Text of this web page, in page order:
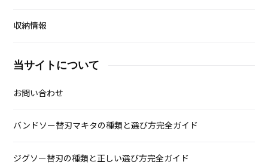
収納情報
当サイトについて
お問い合わせ
バンドソー替刃マキタの種類と選び方完全ガイド
ジグソー替刃の種類と正しい選び方完全ガイド